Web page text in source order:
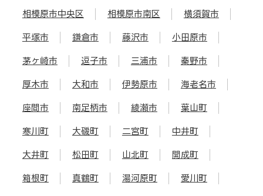
相模原市中央区 相模原市南区 横須賀市
平塚市 鎌倉市 藤沢市 小田原市
茅ヶ崎市 逗子市 三浦市 秦野市
厚木市 大和市 伊勢原市 海老名市
座間市 南足柄市 綾瀬市 葉山町
寒川町 大磯町 二宮町 中井町
大井町 松田町 山北町 開成町
箱根町 真鶴町 湯河原町 愛川町